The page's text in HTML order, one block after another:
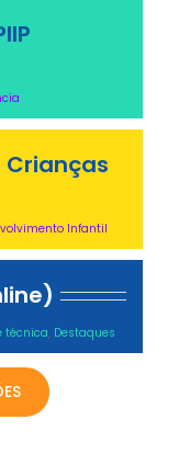
Crianças
Infantil
técnica, Destaques